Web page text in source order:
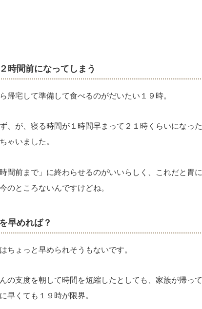
時間前になってしまう
帰宅して準備して食べるのがだいたい１９時。
、が、寝る時間が１時間早まって２１時くらいになっ
ゃいました。
間前まで」に終わらせるのがいいらしく、これだと胃
のところないんですけどね。
早めれば？
ちょっと早められそうもないです。
の支度を朝して時間を短縮したとしても、家族が帰っ
早くても１９時が限界。